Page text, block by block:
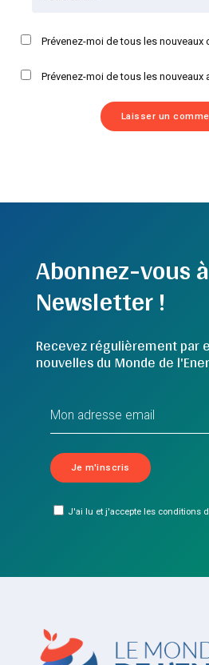
Prévenez-moi de tous les nouveaux
Prévenez-moi de tous les nouveaux
Abonnez-vous
Newsletter !
Recevez régulièrement par
nouvelles du Monde de
J'ai lu et j'accepte les conditions